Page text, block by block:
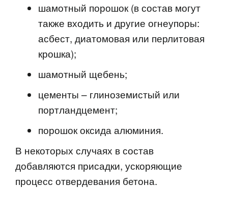
шамотный порошок (в состав могут
также входить и другие огнеупоры:
асбест, диатомовая или перлитовая
крошка);
шамотный щебень;
цементы – глиноземистый или
портландцемент;
порошок оксида алюминия.
В некоторых случаях в состав
добавляются присадки, ускоряющие
процесс отвердевания бетона.